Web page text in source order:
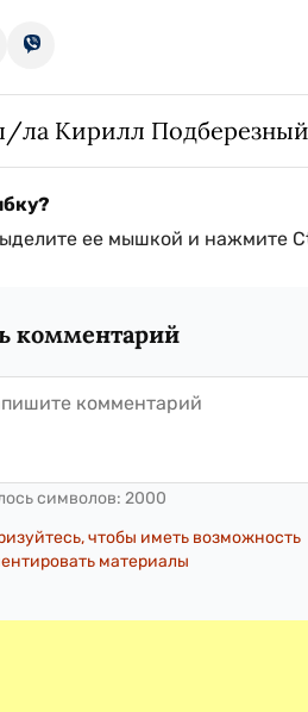
ла Кирилл Подберезный
ее мышкой и нажмите
комментарий
символов: 2000
чтобы иметь возможность
материалы